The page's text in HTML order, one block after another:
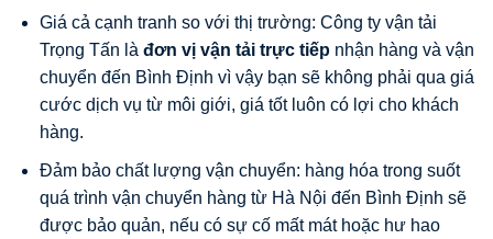
Giá cả cạnh tranh so với thị trường: Công ty vận tải
Trọng Tấn là đơn vị vận tải trực tiếpnhận hàng và vận
chuyển đến Bình Định vì vậy bạn sẽ không phải qua giá
cước dịch vụ từ môi giới, giá tốt luôn có lợi cho khách
hàng.
Đảm bảo chất lượng vận chuyển: hàng hóa trong suốt
quá trình vận chuyển hàng từ Hà Nội đến Bình Định sẽ
được bảo quản, nếu có sự cố mất mát hoặc hư hao